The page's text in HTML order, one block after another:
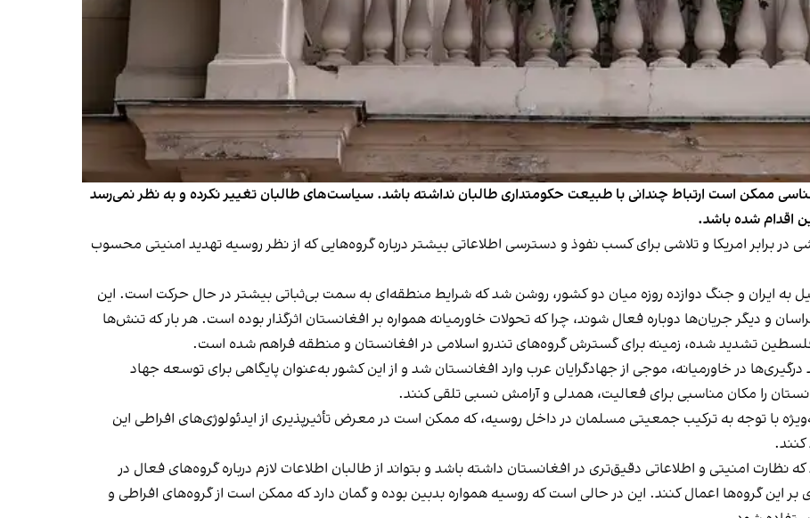
ممکن است ارتباط چندانی با طبیعت حکومتداری طالبان نداشته باشد. سیاست‌های طالبان تغییر نکرده و به نظر نمی‌رسد
اقدام شده باشد.
برابر امریکا و تلاشی برای کسب نفوذ و دسترسی اطلاعاتی بیشتر درباره گروه‌هایی که از نظر روسیه تهدید امنیتی محسوب
به ایران و جنگ دوازده‌ روزه میان دو کشور، روشن شد که شرایط منطقه‌ای به سمت بی‌ثباتی بیشتر در حال حرکت است. این
و دیگر جریان‌ها دوباره فعال شوند، چرا که تحولات خاورمیانه همواره بر افغانستان اثرگذار بوده است. هر بار که تنش‌ها
فلسطین تشدید شده، زمینه برای گسترش گروه‌های تندرو اسلامی در افغانستان و منطقه فراهم شده است.
تشدید درگیری‌ها در خاورمیانه، موجی از جهادگرایان عرب وارد افغانستان شد و از این کشور به‌عنوان پایگاهی برای توسعه جهاد
را مکان مناسبی برای فعالیت، همدلی و آرامش نسبی تلقی کنند.
با توجه به ترکیب جمعیتی مسلمان در داخل روسیه، که ممکن است در معرض تأثیرپذیری از ایدئولوژی‌های افراطی این
کنند.
امنیتی و اطلاعاتی دقیق‌تری در افغانستان داشته باشد و بتواند از طالبان اطلاعات لازم درباره گروه‌های فعال در
بر این گروه‌ها اعمال کنند. این در حالی است که روسیه همواره بدبین بوده و گمان دارد که ممکن است از گروه‌های افراطی و